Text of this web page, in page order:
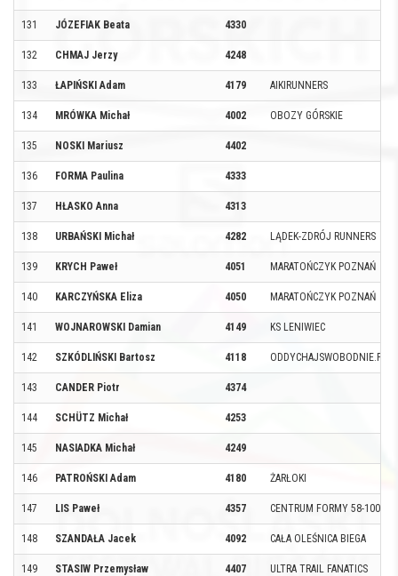
131 JÓZEFIAK Beata 4330
132 CHMAJ Jerzy 4248
133 ŁAPIŃSKI Adam 4179 AIKIRUNNERS
134 MRÓWKA Michał 4002 OBOZY GÓRSKIE
135 NOSKI Mariusz 4402
136 FORMA Paulina 4333
137 HŁASKO Anna 4313
138 URBAŃSKI Michał 4282 LĄDEK-ZDRÓJ RUNNERS
139 KRYCH Paweł 4051 MARATOŃCZYK POZNAŃ
140 KARCZYŃSKA Eliza 4050 MARATOŃCZYK POZNAŃ
141 WOJNAROWSKI Damian 4149 KS LENIWIEC
142 SZKÓDLIŃSKI Bartosz 4118 ODDYCHAJSWOBODNIE.PL
143 CANDER Piotr 4374
144 SCHÜTZ Michał 4253
145 NASIADKA Michał 4249
146 PATROŃSKI Adam 4180 ŻARŁOKI
147 LIS Paweł 4357 CENTRUM FORMY 58-100
148 SZANDAŁA Jacek 4092 CAŁA OLEŚNICA BIEGA
149 STASIW Przemysław 4407 ULTRA TRAIL FANATICS